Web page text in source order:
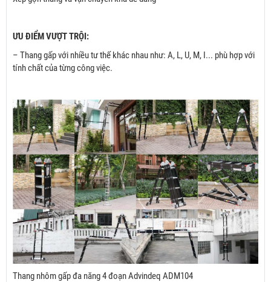
ƯU ĐIỂM VƯỢT TRỘI:
– Thang gấp với nhiều tư thế khác nhau như: A, L, U, M, I... phù hợp với
tính chất của từng công việc.
Thang nhôm gấp đa năng 4 đoạn Advindeq ADM104